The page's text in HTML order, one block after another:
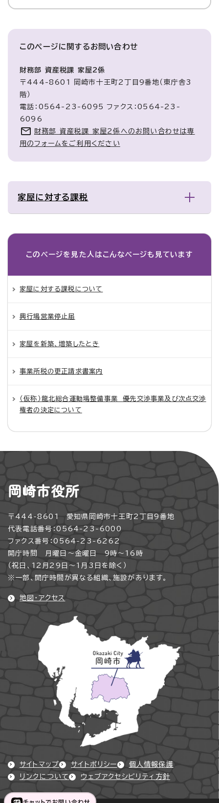
このページに関するお問い合わせ
財務部 資産税課 家屋2係
〒444-8601 岡崎市十王町2丁目9番地（東庁舎3
階）
電話：0564-23-6095 ファクス：0564-23-
6096
財務部 資産税課 家屋2係へのお問い合わせは専
用のフォームをご利用ください
家屋に対する課税
このページを見た人は こんなページも見ています
家屋に対する課税について
興行場営業停止届
家屋を新築、増築したとき
事業所税の更正請求書案内
（仮称）龍北総合運動場整備事業 優先交渉事業及び次点交渉
権者の決定について
岡崎市役所
〒444-8601 愛知県岡崎市十王町2丁目9番地
代表電話番号：0564-23-6000
ファクス番号：0564-23-6262
開庁時間 月曜日～金曜日 9時～16時
（祝日、12月29日～1月3日を除く）
※一部、開庁時間が異なる組織、施設があります。
地図・アクセス
サイトマップ サイトポリシー
個人情報保護
リンクについて
ウェブアクセシビリティ方針